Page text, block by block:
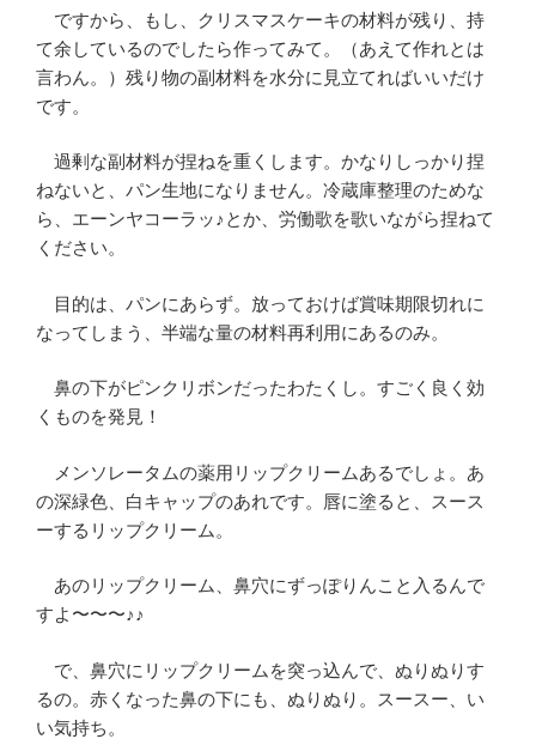
ですから、もし、クリスマスケーキの材料が残り、持
て余しているのでしたら作ってみて。（あえて作れとは
言わん。）残り物の副材料を水分に見立てればいいだけ
です。
過剰な副材料が捏ねを重くします。かなりしっかり捏
ねないと、パン生地になりません。冷蔵庫整理のためな
ら、エーンヤコーラッ♪とか、労働歌を歌いながら捏ねて
ください。
目的は、パンにあらず。放っておけば賞味期限切れに
なってしまう、半端な量の材料再利用にあるのみ。
鼻の下がピンクリボンだったわたくし。すごく良く効
くものを発見！
メンソレータムの薬用リップクリームあるでしょ。あ
の深緑色、白キャップのあれです。唇に塗ると、スース
ーするリップクリーム。
あのリップクリーム、鼻穴にずっぽりんこと入るんで
すよ〜〜〜♪♪
で、鼻穴にリップクリームを突っ込んで、ぬりぬりす
るの。赤くなった鼻の下にも、ぬりぬり。スースー、い
い気持ち。